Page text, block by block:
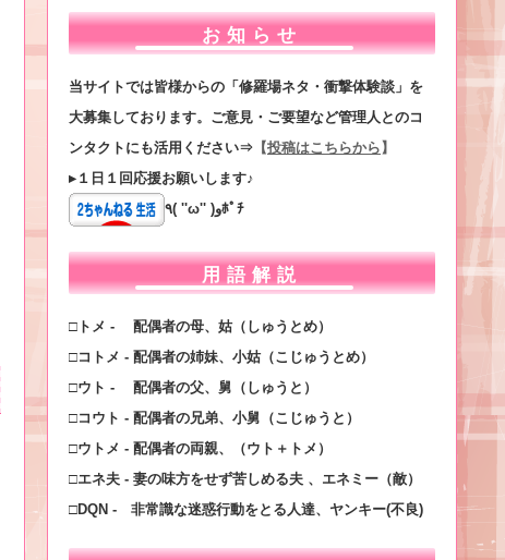
お知らせ
当サイトでは皆様からの「修羅場ネタ・衝撃体験談」を
大募集しております。ご意見・ご要望など管理人とのコ
ンタクトにも活用ください⇒ 【投稿はこちらから 】
▸１日１回応援お願いします♪
٩( ''ω'' )وﾎﾟﾁ
用語解説
□トメ - 配偶者の母、姑（しゅうとめ）
□コトメ - 配偶者の姉妹、小姑（こじゅうとめ）
□ウト - 配偶者の父、舅（しゅうと）
□コウト - 配偶者の兄弟、小舅（こじゅうと）
□ウトメ - 配偶者の両親、（ウト＋トメ）
□エネ夫 - 妻の味方をせず苦しめる夫 、エネミー（敵）
□DQN - 非常識な迷惑行動をとる人達、ヤンキー(不良)